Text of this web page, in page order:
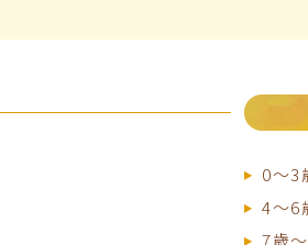
0～3
4～6
7歳～